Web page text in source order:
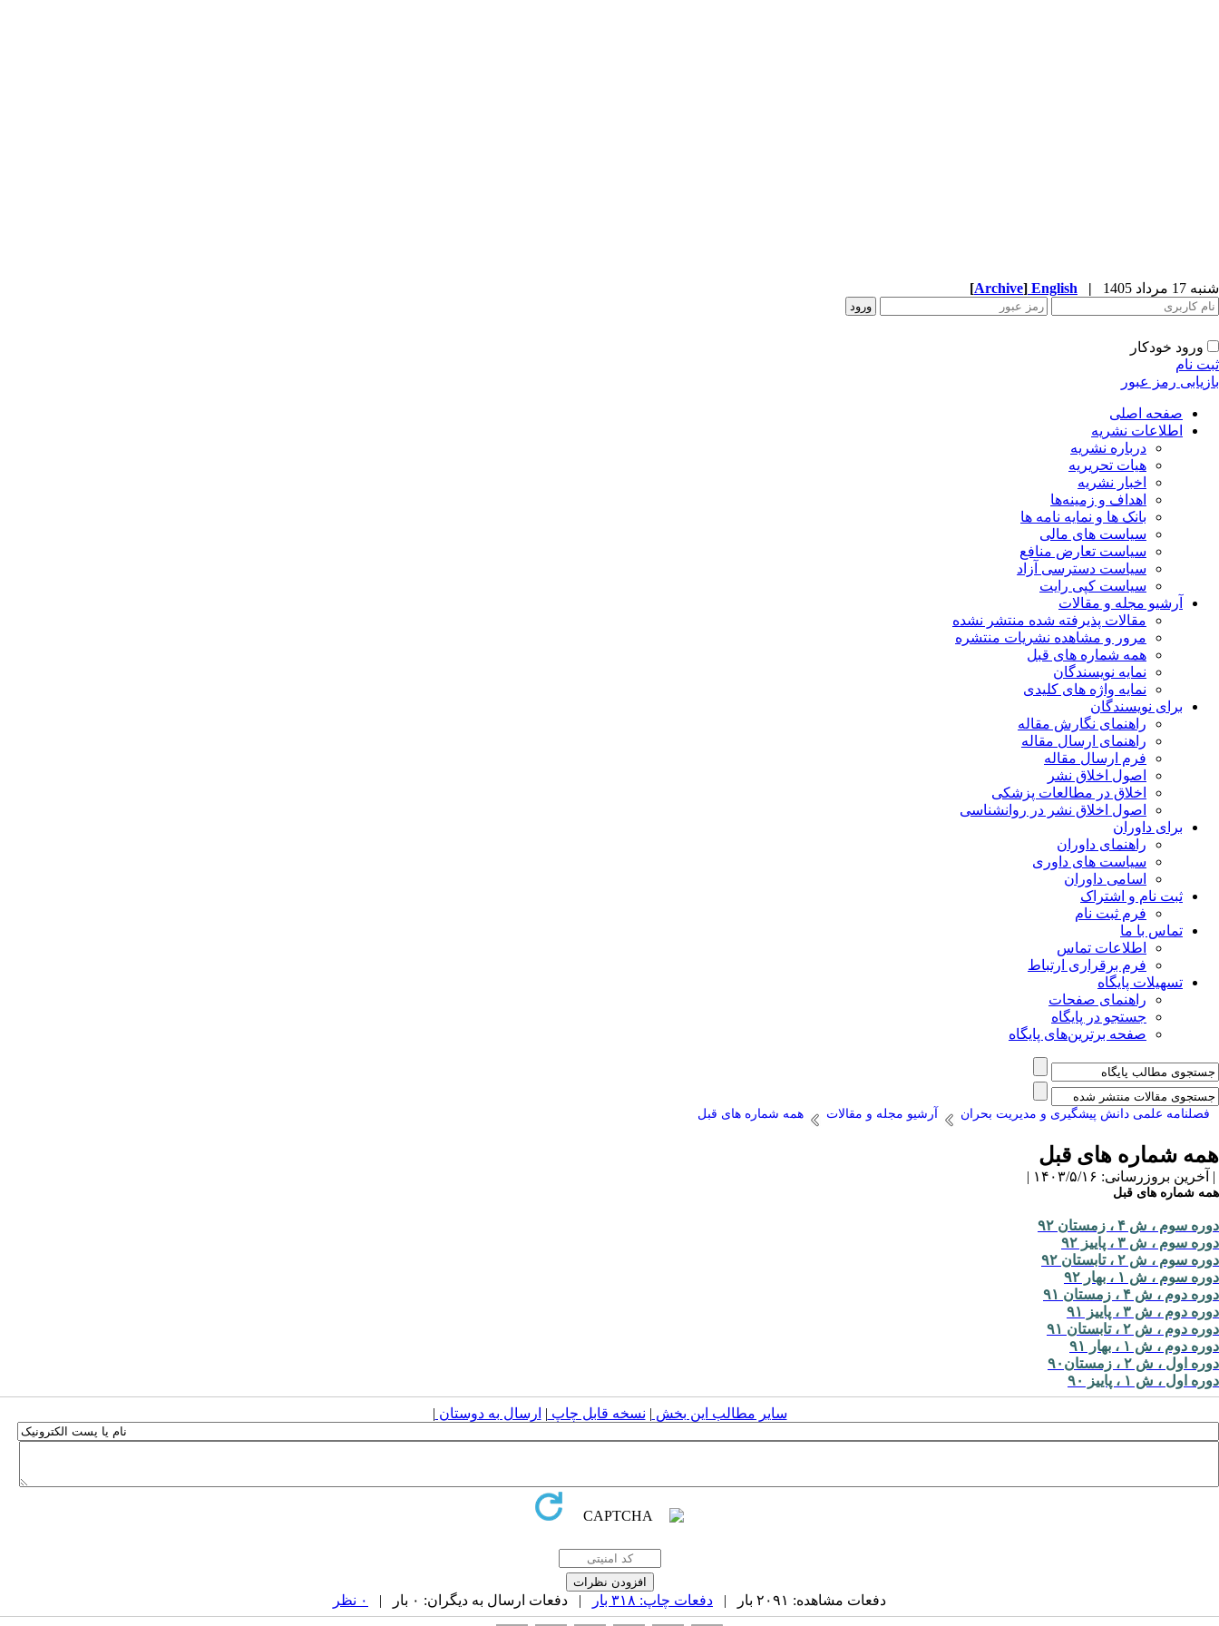
شنبه 17 مرداد 1405 |
English
[Archive]
ورود خودکار
ثبت نام
بازیابی رمز عبور
صفحه اصلی
اطلاعات نشریه
درباره نشریه
هیات تحریریه
اخبار نشریه
اهداف و زمینه‌ها
بانک ها و نمایه نامه ها
سیاست های مالی
سیاست تعارض منافع
سیاست دسترسی آزاد
سیاست کپی رایت
آرشیو مجله و مقالات
مقالات پذیرفته شده منتشر نشده
مرور و مشاهده نشریات منتشره
همه شماره های قبل
نمایه نویسندگان
نمایه واژه های کلیدی
برای نویسندگان
راهنمای نگارش مقاله
راهنمای ارسال مقاله
فرم ارسال مقاله
اصول اخلاق نشر
اخلاق در مطالعات پزشکی
اصول اخلاق نشر در روانشناسی
برای داوران
راهنمای داوران
سیاست های داوری
اسامی داوران
ثبت نام و اشتراک
فرم ثبت نام
تماس با ما
اطلاعات تماس
فرم برقراری ارتباط
تسهیلات پایگاه
راهنمای صفحات
جستجو در پایگاه
صفحه برترین‌های پایگاه
فصلنامه علمی دانش پیشگیری و مدیریت بحران آرشیو مجله و مقالات همه شماره های قبل
همه شماره های قبل
| آخرین بروزرسانی: ۱۴۰۳/۵/۱۶ |
همه شماره های قبل
دوره سوم ، ش ۴ ، زمستان ۹۲
دوره سوم ، ش ۳ ، پاییز ۹۲
دوره سوم ، ش ۲ ، تابستان ۹۲
دوره سوم ، ش ۱ ، بهار ۹۲
دوره دوم ، ش ۴ ، زمستان ۹۱
دوره دوم ، ش ۳ ، پاییز ۹۱
دوره دوم ، ش ۲ ، تابستان ۹۱
دوره دوم ، ش ۱ ، بهار ۹۱
دوره اول ، ش ۲ ، زمستان۹۰
دوره اول ، ش ۱ ، پاییز ۹۰
سایر مطالب این بخش | نسخه قابل چاپ | ارسال به دوستان |
دفعات مشاهده: ۲۰۹۱ بار | دفعات چاپ: ۳۱۸ بار | دفعات ارسال به دیگران: ۰ بار | ۰ نظر